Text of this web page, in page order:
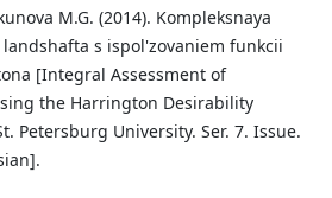
M.G. (2014). Kompleksnaya
s ispol'zovaniem funkcii
[Integral Assessment of
the Harrington Desirability
Petersburg University. Ser. 7. Issue.